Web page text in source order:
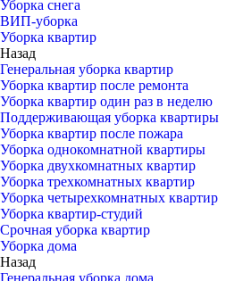
Уборка снега
ВИП-уборка
Уборка квартир
Назад
Генеральная уборка квартир
Уборка квартир после ремонта
Уборка квартир один раз в неделю
Поддерживающая уборка квартиры
Уборка квартир после пожара
Уборка однокомнатной квартиры
Уборка двухкомнатных квартир
Уборка трехкомнатных квартир
Уборка четырехкомнатных квартир
Уборка квартир-студий
Срочная уборка квартир
Уборка дома
Назад
Генеральная уборка дома